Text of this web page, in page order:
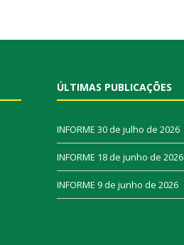
ÚLTIMAS PUBLICAÇÕES
INFORME 30 de julho de 2026
INFORME 18 de junho de 2026
INFORME 9 de junho de 2026